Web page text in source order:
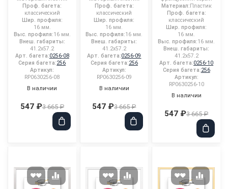
Проф. багета:
классический
Шир. профиля:
16 мм.
Выс. профиля:16 мм.
Внеш. габариты:
41.2x57.2
Арт. багета:0256-08
Серия багета:256
Артикул:
RP0630256-08
В наличии
547 ₽3 665 ₽
Проф. багета:
классический
Шир. профиля:
16 мм.
Выс. профиля:16 мм.
Внеш. габариты:
41.2x57.2
Арт. багета:0256-09
Серия багета:256
Артикул:
RP0630256-09
В наличии
547 ₽3 665 ₽
Материал: Пластик
Проф. багета:
классический
Шир. профиля:
16 мм.
Выс. профиля:16 мм.
Внеш. габариты:
41.2x57.2
Арт. багета:0256-10
Серия багета:256
Артикул:
RP0630256-10
В наличии
547 ₽3 665 ₽